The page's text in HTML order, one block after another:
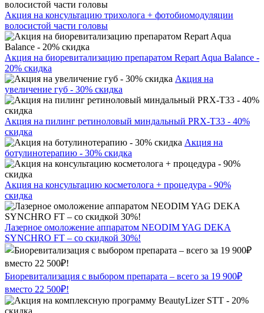
Акция на консультацию трихолога + фотобиомодуляции
волосистой части головы
Акция на биоревитализацию препаратом Repart Aqua Balance -
20% скидка
Акция на
увеличение губ - 30% скидка
Акция на пилинг ретиноловый миндальный PRX-T33 - 40%
скидка
Акция на
ботулинотерапию - 30% скидка
Акция на консультацию косметолога + процедура - 90%
скидка
Лазерное омоложение аппаратом NEODIM YAG DEKA
SYNCHRO FT – со скидкой 30%!
Биоревитализация с выбором препарата – всего за 19 900₽
вместо 22 500₽!